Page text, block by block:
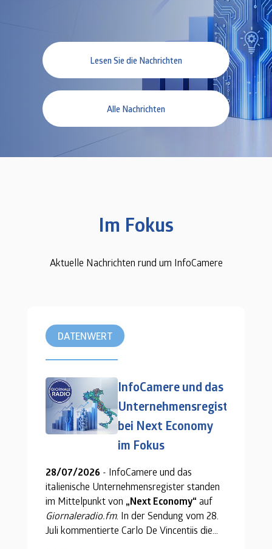
Lesen Sie die Nachrichten
Alle Nachrichten
Im Fokus
Aktuelle Nachrichten rund um InfoCamere
DATENWERT
InfoCamere und das
Unternehmensregister
bei Next Economy
im Fokus
28/07/2026 - InfoCamere und das
italienische Unternehmensregisterstanden
im Mittelpunkt von „Next Economy“ auf
Giornaleradio.fm. In der Sendung vom 28.
Juli kommentierte Carlo De Vincentiis die